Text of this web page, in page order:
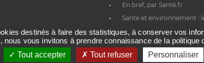
En bref, par Santé.fr
Santé et environnement :
destinés à faire des statistiques, à conserver vos
vous invitons à prendre connaissance de la politique
Tout accepter
Tout refuser Personnaliser